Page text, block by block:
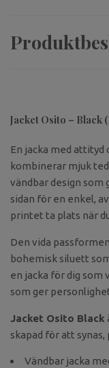
Jacket Osito – Black
En jacka med attityd
kombinerar mjuk
vändbar design som
sidan för en enkel,
printet ta plats när
Den vida
bohemisk siluett
en jacka för dig som
som ger
Jacket Osito Black
skapad för att synas,
Vändbar jacka